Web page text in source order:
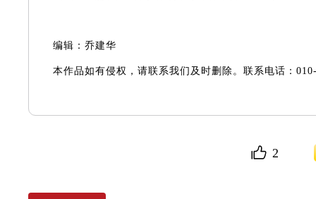
编辑：乔建华
本作品如有侵权，请联系我们及时删除。联系电话：
2